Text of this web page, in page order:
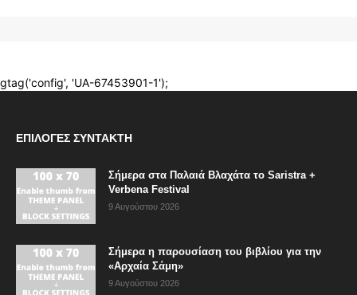
ΕΠΙΛΟΓΈΣ ΣΥΝΤΆΚΤΗ
Σήμερα στα Παλαιά Βλαχάτα το Saristra +
Verbena Festival
9 Αυγούστου 2026
Σήμερα η παρουσίαση του βιβλίου για την
«Αρχαία Σάμη»
9 Αυγούστου 2026